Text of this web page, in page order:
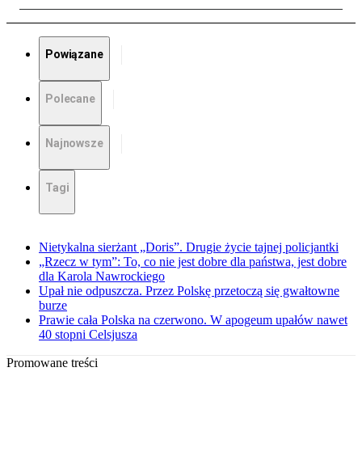
Powiązane
Polecane
Najnowsze
Tagi
Nietykalna sierżant „Doris”. Drugie życie tajnej policjantki
„Rzecz w tym”: To, co nie jest dobre dla państwa, jest dobre
dla Karola Nawrockiego
Upał nie odpuszcza. Przez Polskę przetoczą się gwałtowne
burze
Prawie cała Polska na czerwono. W apogeum upałów nawet
40 stopni Celsjusza
Promowane treści